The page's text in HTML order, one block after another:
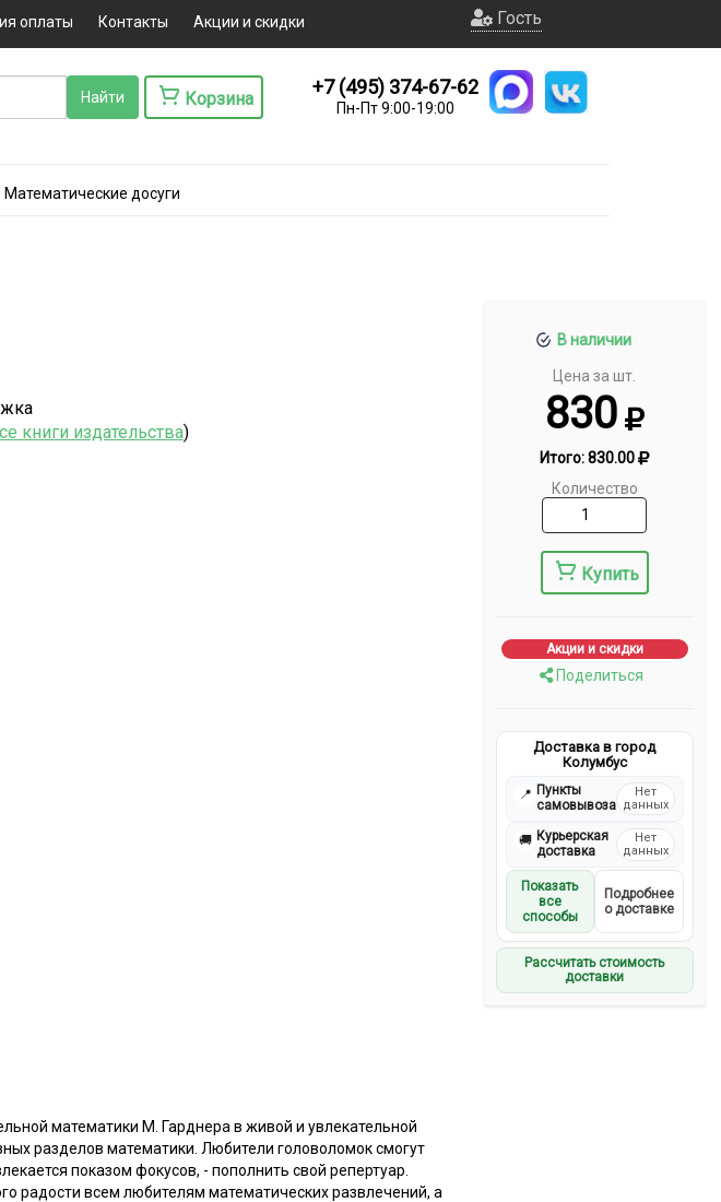
оплаты Контакты Акции и скидки Гость
Корзина
+7 (495) 374-67-62
Пн-Пт 9:00-19:00
Математические досуги
В наличии
Цена за шт.
830
Итого:830.00
Количество
Купить
Акции и скидки
Поделиться
Доставка в город
Колумбус
📍 Пункты
самовывоза
Нет
данных
🚚 Курьерская
доставка
Нет
данных
Показать
все
способы
Подробнее
о доставке
Рассчитать стоимость
доставки
книги издательства)
математики М. Гарднера в живой и увлекательной
разделов математики. Любители головоломок смогут
показом фокусов, - пополнить свой репертуар.
радости всем любителям математических развлечений, а